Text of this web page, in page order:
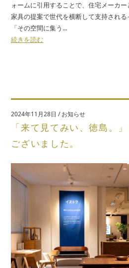
ォームに引用することで、住宅メーカ
家具の提案で世代を横断して支持される
「その空間に集う...
続きを読む
2024年11月28日 /お知らせ
「来て見てみい、徳島。
ございました。